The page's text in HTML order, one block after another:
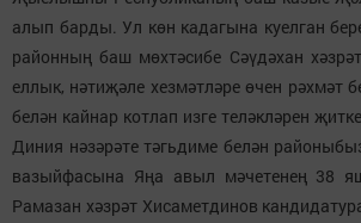
алып барды. Ул көн кадагына куелган
районның баш мөхтәсибе Сәүдәхан
еллык, нәтиҗәле хезмәтләре өчен рәхмәт
белән кайнар котлап изге теләкләрен
Диния нәзәрәте тәгьдиме белән
вазыйфасына Яңа авыл мәчетенең 38
Рамазан хәзрәт Хисаметдинов